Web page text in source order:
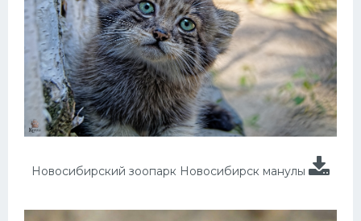
Новосибирский зоопарк Новосибирск манулы